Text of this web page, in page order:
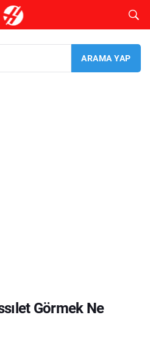
Görmek Ne